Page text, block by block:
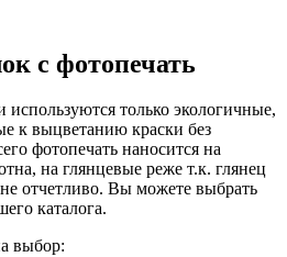
с фотопечать
используются только экологичные,
к выцветанию краски без
фотопечать наносится на
на глянцевые реже т.к. глянец
отчетливо. Вы можете выбрать
каталога.
выбор: